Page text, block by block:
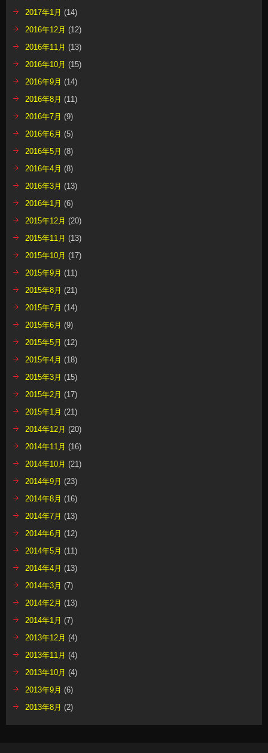
2017年1月 (14)
2016年12月 (12)
2016年11月 (13)
2016年10月 (15)
2016年9月 (14)
2016年8月 (11)
2016年7月 (9)
2016年6月 (5)
2016年5月 (8)
2016年4月 (8)
2016年3月 (13)
2016年1月 (6)
2015年12月 (20)
2015年11月 (13)
2015年10月 (17)
2015年9月 (11)
2015年8月 (21)
2015年7月 (14)
2015年6月 (9)
2015年5月 (12)
2015年4月 (18)
2015年3月 (15)
2015年2月 (17)
2015年1月 (21)
2014年12月 (20)
2014年11月 (16)
2014年10月 (21)
2014年9月 (23)
2014年8月 (16)
2014年7月 (13)
2014年6月 (12)
2014年5月 (11)
2014年4月 (13)
2014年3月 (7)
2014年2月 (13)
2014年1月 (7)
2013年12月 (4)
2013年11月 (4)
2013年10月 (4)
2013年9月 (6)
2013年8月 (2)